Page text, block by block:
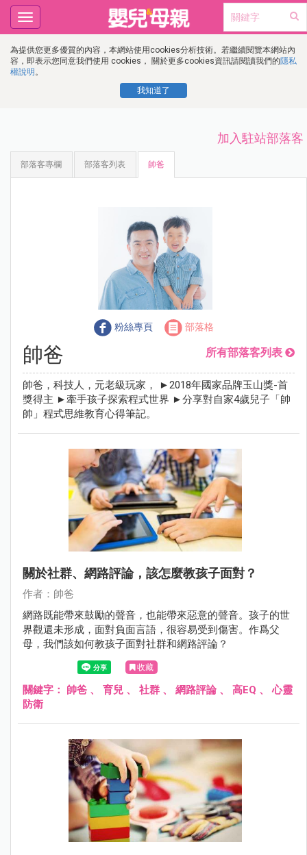
為提供您更多優質的內容，本網站使用cookies分析技術。若繼續閱覽本網站內
容，即表示您同意我們使用 cookies， 關於更多cookies資訊請閱讀我們的隱私
權說明 。
我知道了
Toggle
navigation
加入駐站部落客
部落客專欄 部落客列表 帥爸
粉絲專頁 部落格
帥爸 所有部落客列表
帥爸，科技人，元老級玩家， ►2018年國家品牌玉山獎-首
獎得主 ►牽手孩子探索程式世界 ►分享對自家4歲兒子「帥
帥」程式思維教育心得筆記。
關於社群、網路評論，該怎麼教孩子面對？
作者：帥爸
網路既能帶來鼓勵的聲音，也能帶來惡意的聲音。孩子的世
界觀還未形成，面對負面言語，很容易受到傷害。作爲父
母，我們該如何教孩子面對社群和網路評論？
收藏
關鍵字： 帥爸 、 育兒 、 社群 、 網路評論、 高EQ 、心靈
防衛